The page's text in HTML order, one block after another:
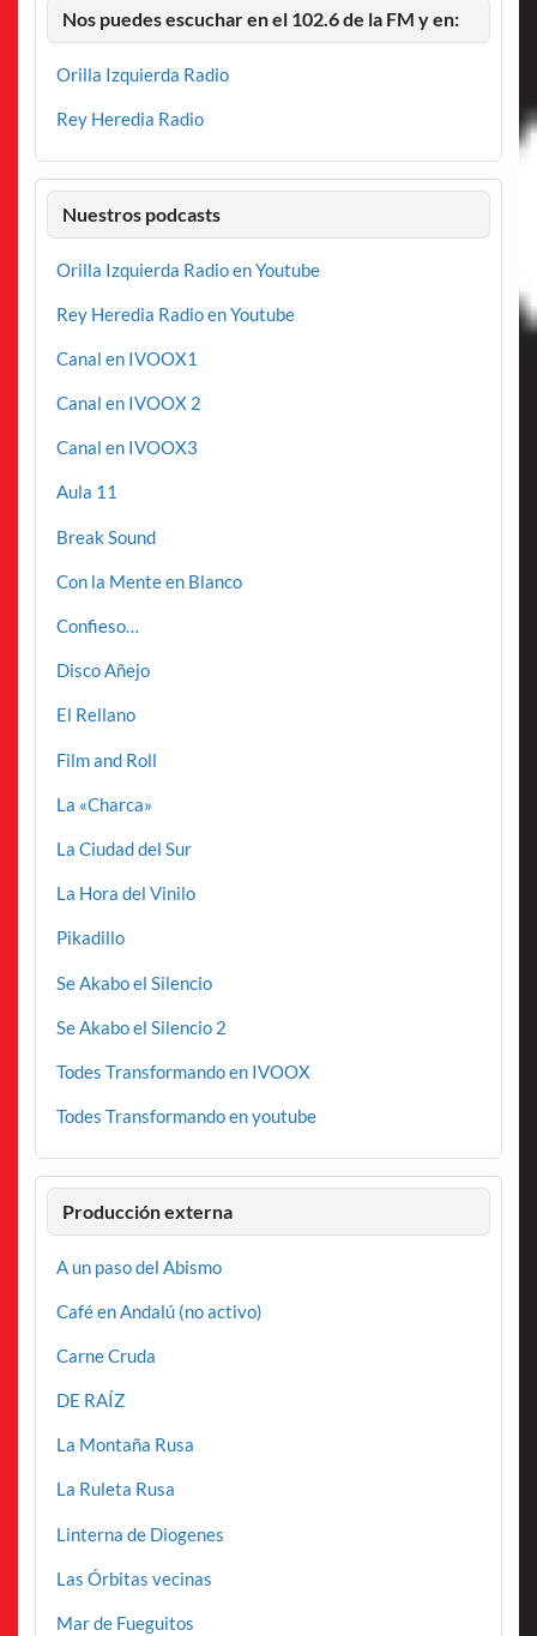
Nos puedes escuchar en el 102.6 de la FM y en:
Orilla Izquierda Radio
Rey Heredia Radio
Nuestros podcasts
Orilla Izquierda Radio en Youtube
Rey Heredia Radio en Youtube
Canal en IVOOX1
Canal en IVOOX 2
Canal en IVOOX3
Aula 11
Break Sound
Con la Mente en Blanco
Confieso…
Disco Añejo
El Rellano
Film and Roll
La «Charca»
La Ciudad del Sur
La Hora del Vinilo
Pikadillo
Se Akabo el Silencio
Se Akabo el Silencio 2
Todes Transformando en IVOOX
Todes Transformando en youtube
Producción externa
A un paso del Abismo
Café en Andalú (no activo)
Carne Cruda
DE RAÍZ
La Montaña Rusa
La Ruleta Rusa
Linterna de Diogenes
Las Órbitas vecinas
Mar de Fueguitos